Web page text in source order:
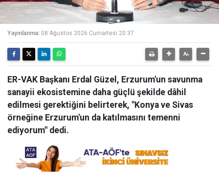
Yayınlanma: 08 Ağustos 2026 Cumartesi 20:37
ER-VAK Başkanı Erdal Güzel, Erzurum'un savunma
sanayii ekosistemine daha güçlü şekilde dâhil
edilmesi gerektiğini belirterek, "Konya ve Sivas
örneğine Erzurum'un da katılmasını temenni
ediyorum" dedi.